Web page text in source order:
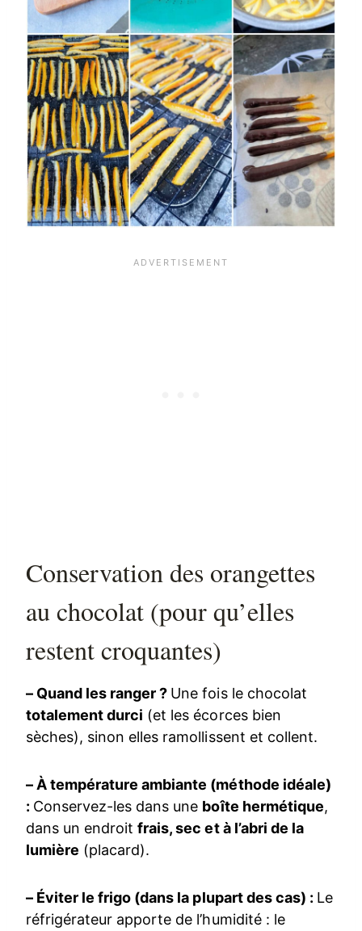
Conservation des orangettes
au chocolat (pour qu’elles
restent croquantes)
– Quand les ranger ? Une fois le chocolat
totalement durci (et les écorces bien
sèches), sinon elles ramollissent et collent.
– À température ambiante (méthode idéale)
: Conservez-les dans une boîte hermétique,
dans un endroitfrais, sec et à l’abri de la
lumière (placard).
– Éviter le frigo (dans la plupart des cas) : Le
réfrigérateur apporte de l’humidité : le